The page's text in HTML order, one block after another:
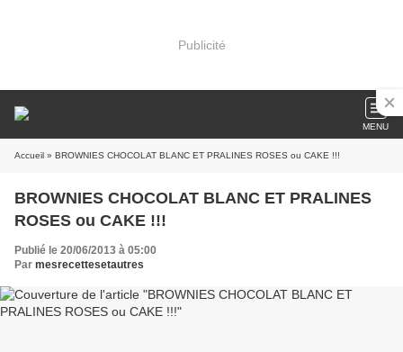
Publicité
MENU
Accueil » BROWNIES CHOCOLAT BLANC ET PRALINES ROSES ou CAKE !!!
BROWNIES CHOCOLAT BLANC ET PRALINES
ROSES ou CAKE !!!
Publié le 20/06/2013 à 05:00
Par mesrecettesetautres